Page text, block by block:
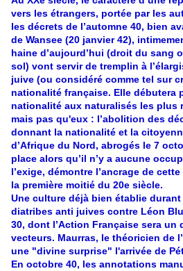
vers les étrangers, portée par les
les décrets de l’automne 40, bien
de Wansee (20 janvier 42),
haine d’aujourd’hui (droit du sang
sol) vont servir de tremplin à
juive (ou considéré comme tel sur
nationalité française. Elle débutera
nationalité aux naturalisés les plus
mais pas qu'eux : l’abolition des
donnant la nationalité et la
d’Afrique du Nord, abrogés le 7
place alors qu’il n’y a aucune
l’exige, démontre l’ancrage de
la première moitié du 20e siècle.
Une culture déjà bien établie
diatribes anti juives contre Léon
30, dont l’Action Française sera un
vecteurs. Maurras, le théoricien de
une "divine surprise" l'arrivée de
En octobre 40, les annotations